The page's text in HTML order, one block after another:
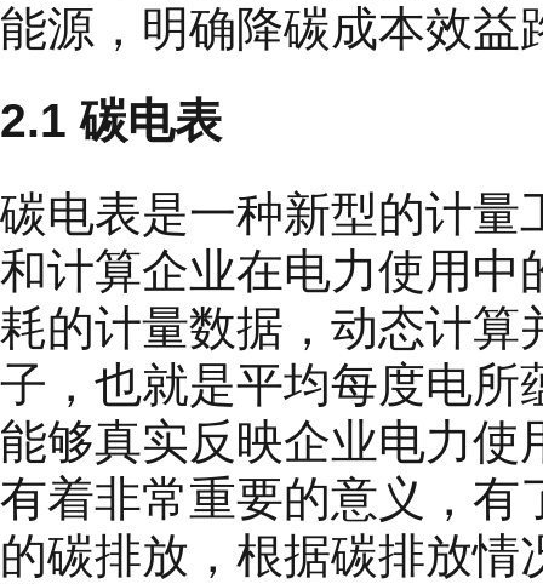
能源，明确降碳成本效益
2.1 碳电表
碳电表是一种新型的计量
和计算企业在电力使用中
耗的计量数据，动态计算
子，也就是平均每度电所
能够真实反映企业电力使
有着非常重要的意义，有
的碳排放，根据碳排放